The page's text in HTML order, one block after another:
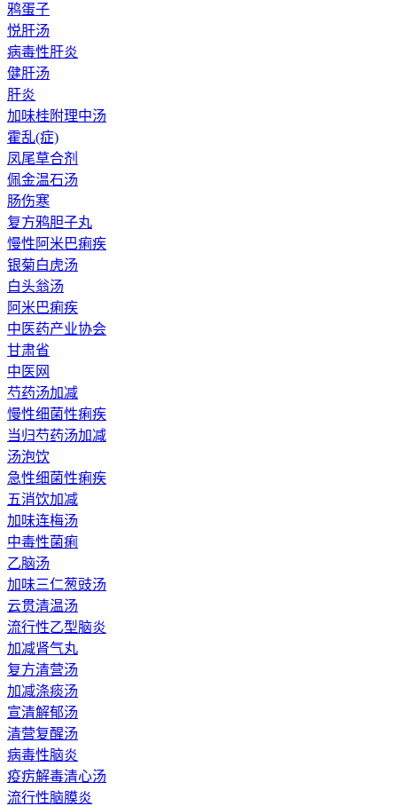
鸦蛋子
悦肝汤
病毒性肝炎
健肝汤
肝炎
加味桂附理中汤
霍乱(症)
凤尾草合剂
佩金温石汤
肠伤寒
复方鸦胆子丸
慢性阿米巴痢疾
银菊白虎汤
白头翁汤
阿米巴痢疾
中医药产业协会
甘肃省
中医网
芍药汤加减
慢性细菌性痢疾
当归芍药汤加减
汤泡饮
急性细菌性痢疾
五消饮加减
加味连梅汤
中毒性菌痢
乙脑汤
加味三仁葱豉汤
云贯清温汤
流行性乙型脑炎
加减肾气丸
复方清营汤
加减涤痰汤
宣清解郁汤
清营复醒汤
病毒性脑炎
疫疠解毒清心汤
流行性脑膜炎